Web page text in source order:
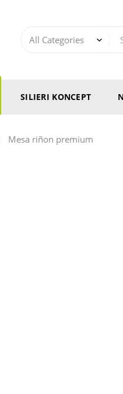
SILIERI KONCEPT
Mesa riñon premium